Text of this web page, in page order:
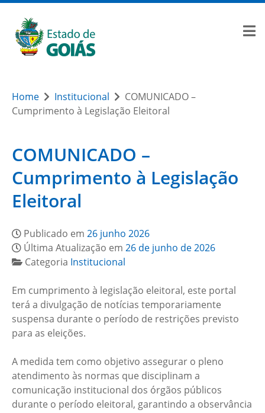
Home Institucional
COMUNICADO –
Cumprimento à Legislação Eleitoral
COMUNICADO –
Cumprimento à Legislação
Eleitoral
Publicado em 26 junho 2026
Última Atualização em 26 de junho de 2026
Categoria Institucional
Em cumprimento à legislação eleitoral, este portal
terá a divulgação de notícias temporariamente
suspensa durante o período de restrições previsto
para as eleições.
A medida tem como objetivo assegurar o pleno
atendimento às normas que disciplinam a
comunicação institucional dos órgãos públicos
durante o período eleitoral, garantindo a observância